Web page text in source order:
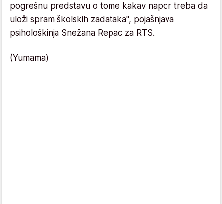
pogrešnu predstavu o tome kakav napor treba da
uloži spram školskih zadataka", pojašnjava
psihološkinja Snežana Repac za RTS.
(Yumama)